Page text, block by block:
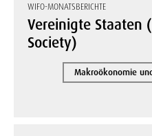
WIFO-MONATSBERICHTE
Vereinigte Staaten
Society)
Makroökonomie